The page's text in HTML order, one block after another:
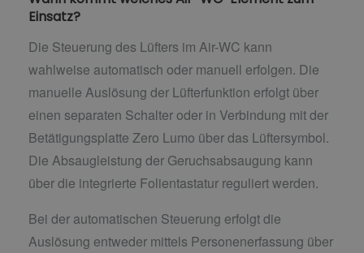
Einsatz?
Die Steuerung des Lüfters im Air-WC kann
wahlweise automatisch oder manuell erfolgen. Die
manuelle Auslösung der Lüfterfunktion erfolgt über
einen separaten Schalter oder in Verbindung mit der
Betätigungsplatte Zero Lumo über das Lüftersymbol.
Die Absaugleistung der Geruchsabsaugung kann
über die integrierte Folientastatur reguliert werden.
Bei der automatischen Steuerung erfolgt die
Auslösung entweder mittels Personenerfassung über